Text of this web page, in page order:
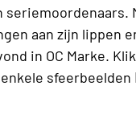
seriemoordenaars.
aan zijn lippen
in OC Marke.
sfeerbeelden